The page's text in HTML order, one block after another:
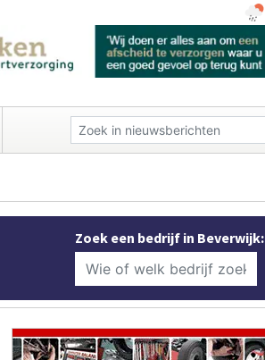
Zoek een bedrijf in Beverwijk: